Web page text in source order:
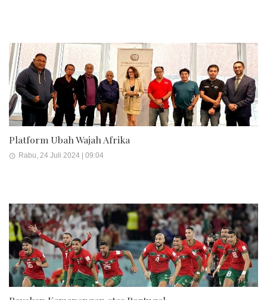
Platform Ubah Wajah Afrika
Rabu, 24 Juli 2024 | 09:04